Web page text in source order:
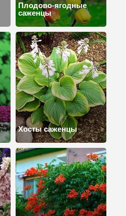
Плодово-ягодные
саженцы
Хосты саженцы